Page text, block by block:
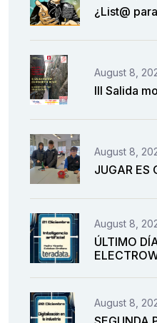
¿List@
August 8,
III Salida
August 8,
JUGAR ES
August 8,
ÚLTIMO
August 8,